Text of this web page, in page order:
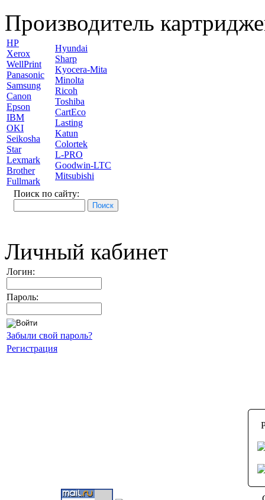
Производитель
HP
Xerox
WellPrint
Panasonic
Samsung
Canon
Epson
IBM
OKI
Seikosha
Star
Lexmark
Brother
Fullmark
Hyundai
Sharp
Kyocera-Mita
Minolta
Ricoh
Toshiba
CartEco
Lasting
Katun
Colortek
L-PRO
Goodwin-LTC
Mitsubishi
Поиск по сайту:
Личный кабинет
Логин:
Пароль:
Забыли свой пароль?
Регистрация